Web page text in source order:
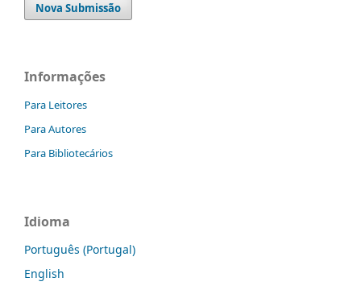
Nova Submissão
Informações
Para Leitores
Para Autores
Para Bibliotecários
Idioma
Português (Portugal)
English